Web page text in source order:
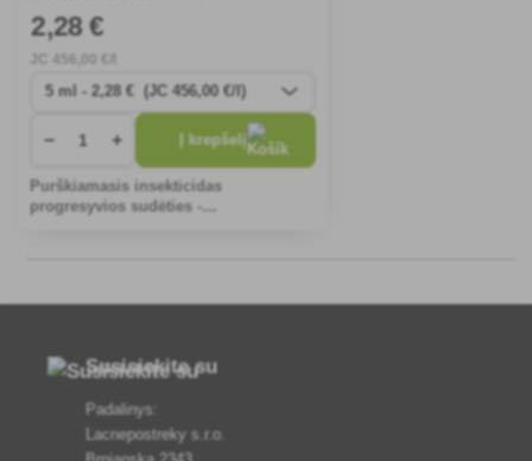
2,28 €
456 ,00 €/l
− + Į krepšelį
Purškiamasis insekticidas
progresyvios sudėties -
Susisiekite su
Padalinys:
Lacnepostreky s.r.o.